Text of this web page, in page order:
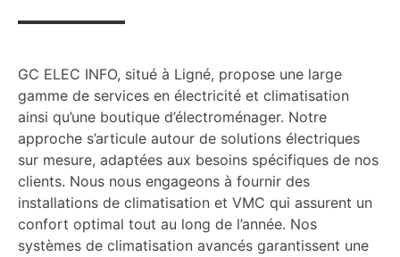
GC ELEC INFO, situé à Ligné, propose une large
gamme de services en électricité et climatisation
ainsi qu’une boutique d’électroménager. Notre
approche s’articule autour de solutions électriques
sur mesure, adaptées aux besoins spécifiques de nos
clients. Nous nous engageons à fournir des
installations de climatisation et VMC qui assurent un
confort optimal tout au long de l’année. Nos
systèmes de climatisation avancés garantissent une